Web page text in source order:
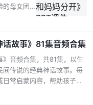
：王峰、
忆宫
的母女团
解和处
于亲子
孩子可以
步建立安
，提供温
子理解和
场景使
故事》81集音频合集
音频合集，共81集，以生
传说的经典神话故事。每
常启蒙内容，帮助孩子在
富，涵盖创世神话、英雄